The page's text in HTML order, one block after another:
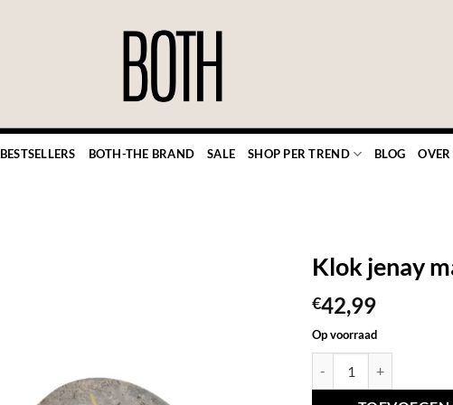
BESTSELLERS BOTH-THE BRAND SALE SHOP PER TREND BLOG
Klok jenay
€42,99
Op voorraad